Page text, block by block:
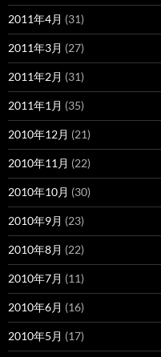
2011年4月 (31)
2011年3月 (27)
2011年2月 (31)
2011年1月 (35)
2010年12月 (21)
2010年11月 (22)
2010年10月 (30)
2010年9月 (23)
2010年8月 (22)
2010年7月 (11)
2010年6月 (16)
2010年5月 (17)